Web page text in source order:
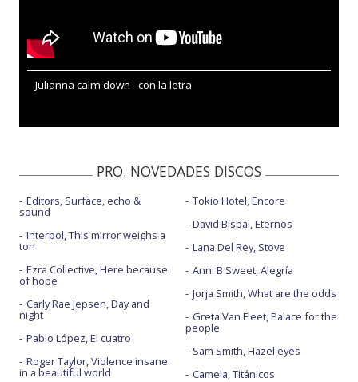
Julianna calm down - con la letra
PRO. NOVEDADES DISCOS
Editors, Surface, echo &
sound
Interpol, This mirror weighs a
ton
Ezra Collective, Here because
of hope
Carly Rae Jepsen, Day and
night
Pablo López, El cuatro
Roger Taylor, Violence insane
in a beautiful world
Tokio Hotel, Encore
David Bisbal, Eternos
Lana Del Rey, Stove
Anni B Sweet, Alegría
Jorja Smith, What are the odds
Greta Van Fleet, Palace for the
people
Sam Smith, Hazel eyes
Camela, Titánicos